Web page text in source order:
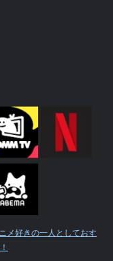
メ好きの一人としておす